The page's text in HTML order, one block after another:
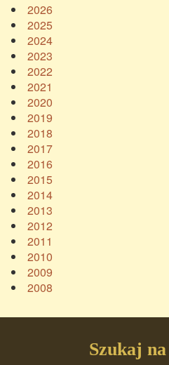
2026
2025
2024
2023
2022
2021
2020
2019
2018
2017
2016
2015
2014
2013
2012
2011
2010
2009
2008
Szukaj